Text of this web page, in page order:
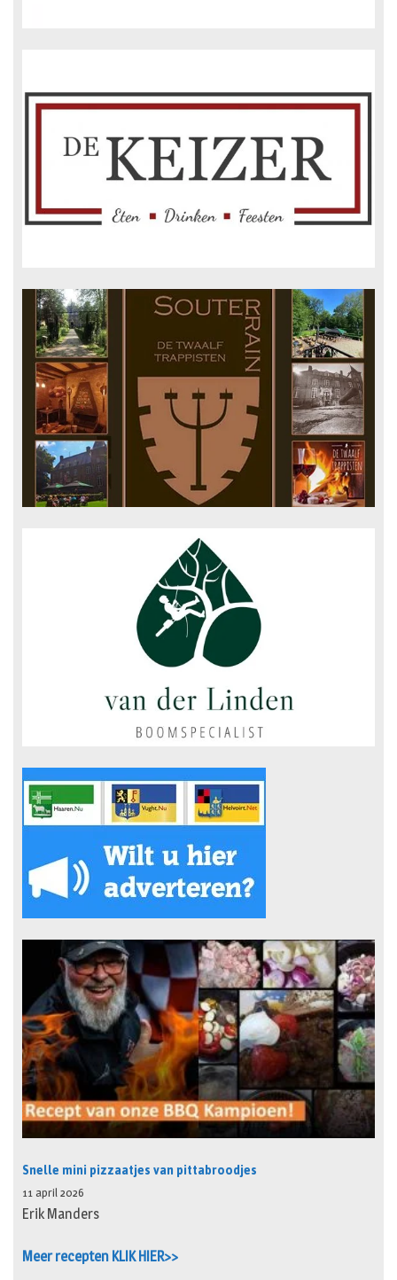
Snelle mini pizzaatjes van pittabroodjes
11 april 2026
Erik Manders
Meer recepten KLIK HIER>>